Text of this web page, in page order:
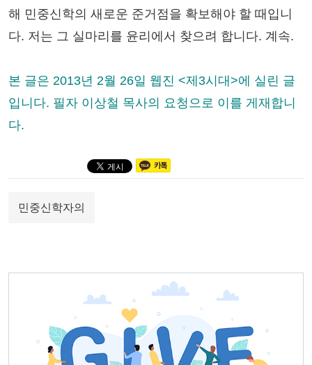
해 민중신학의 새로운 준거점을 확보해야 할 때입니
다. 저는 그 실마리를 윤리에서 찾으려 합니다. 계속.
본 글은 2013년 2월 26일 웹진 <제3시대>에 실린 글
입니다. 필자 이상철 목사의 요청으로 이를 게재합니
다.
민중신학자의